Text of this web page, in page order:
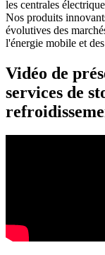
les centrales
Nos produits
évolutives des
l'énergie mobile et
Vidéo de
services de